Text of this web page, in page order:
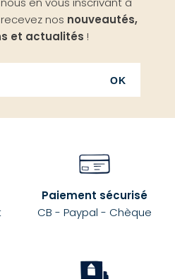
nos nouveautés,
et actualités !
OK
Paiement sécurisé
CB - Paypal - Chèque